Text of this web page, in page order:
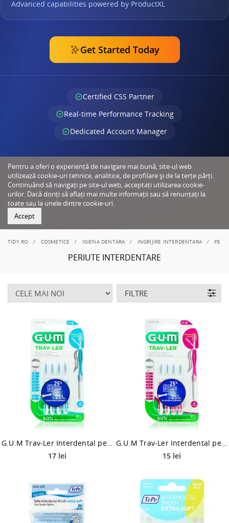
Advanced capabilities powered by ProductXL
Get Started Today
Certified CSS Partner
Real-time Performance Tracking
Dedicated Account Manager
Pentru a oferi o experiență de navigare mai bună, site-ul web
utilizează cookie-uri tehnice, analitice, de profilare și de la terțe părți.
Continuând să navigați pe site-ul web, acceptați utilizarea cookie-
urilor. Dacă doriți să aflați mai multe informații sau să renunțați la
toate sau la unele dintre cookie-uri.
Accept
TIDY.RO COSMETICE IGIENA DENTARA INGRIJIRE INTERDENTARA
PERIUTE INTERDENTARE
FILTRE
G.U.M Trav-Ler Interdental perie interdentara 1,6 mm 4 buc
17 lei
G.U.M Trav-Ler Interdental perie interdentara 1,4 mm 4 buc
15 lei